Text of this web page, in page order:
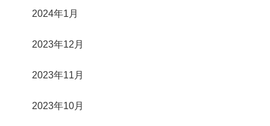
2024年1月
2023年12月
2023年11月
2023年10月